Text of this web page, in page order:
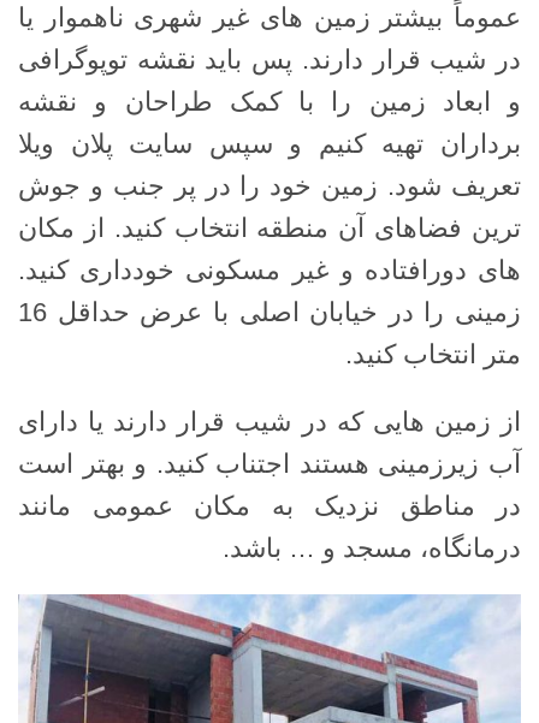
عموماً بیشتر زمین های غیر شهری ناهموار یا
در شیب قرار دارند. پس باید نقشه توپوگرافی
و ابعاد زمین را با کمک طراحان و نقشه
برداران تهیه کنیم و سپس سایت پلان ویلا
تعریف شود. زمین خود را در پر جنب و جوش
ترین فضاهای آن منطقه انتخاب کنید. از مکان
های دورافتاده و غیر مسکونی خودداری کنید.
زمینی را در خیابان اصلی با عرض حداقل 16
متر انتخاب کنید.
از زمین هایی که در شیب قرار دارند یا دارای
آب زیرزمینی هستند اجتناب کنید. و بهتر است
در مناطق نزدیک به مکان عمومی مانند
درمانگاه، مسجد و … باشد.